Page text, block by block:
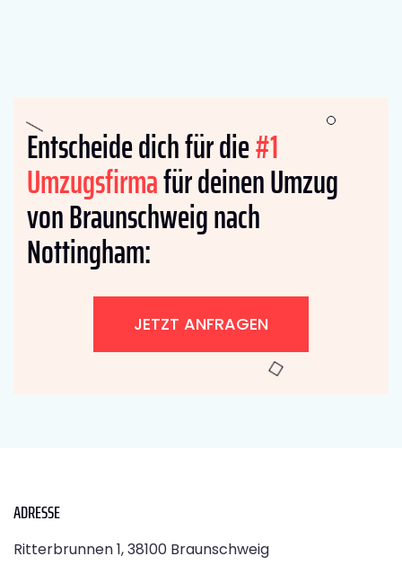
Entscheide dich für die#1
Umzugsfirmafür deinen Umzug
von Braunschweig nach
Nottingham:
JETZT ANFRAGEN
ADRESSE
Ritterbrunnen 1, 38100 Braunschweig